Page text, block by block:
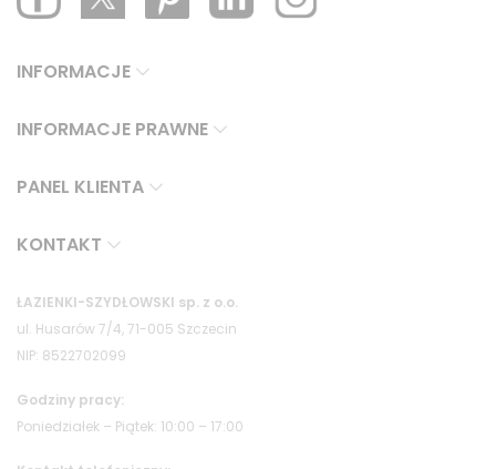
INFORMACJE
INFORMACJE PRAWNE
PANEL KLIENTA
KONTAKT
ŁAZIENKI-SZYDŁOWSKI sp. z o.o.
ul. Husarów 7/4, 71-005 Szczecin
NIP: 8522702099
Godziny pracy:
Poniedziałek – Piątek: 10:00 – 17:00